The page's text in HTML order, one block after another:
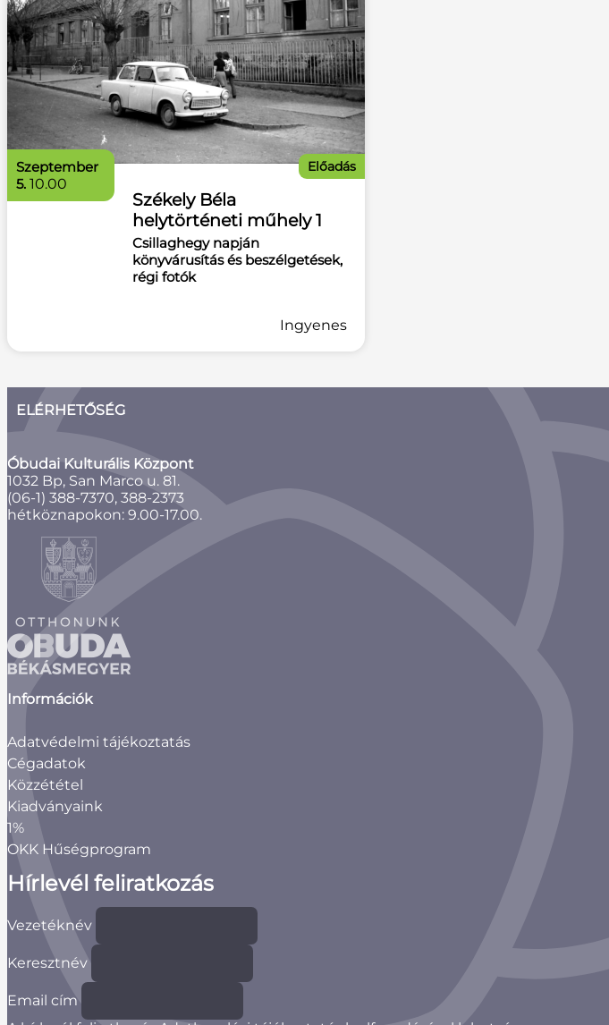
Székely Béla
helytörténeti műhely 1
Csillaghegy napján
könyvárusítás és beszélgetések,
régi fotók
szeptember
5. 10.00
Ingyenes
Előadás
ELÉRHETŐSÉG
Óbudai Kulturális Központ
1032 Bp, San Marco u. 81.
(06-1) 388-7370, 388-2373
hétköznapokon: 9.00-17.00.
Információk
Adatvédelmi tájékoztatás
Cégadatok
Közzététel
Kiadványaink
1%
OKK Hűségprogram
Hírlevél feliratkozás
Vezetéknév
Keresztnév
Email cím